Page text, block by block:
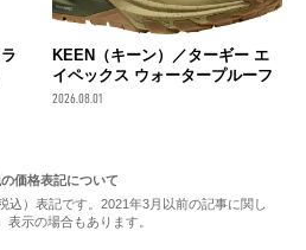
KEEN（キーン）／ターギー エ
イペックス ウォータープルーフ
2026.08.01
価格表記について
込）表記です。2021年3月以前の記事に関し
表示の場合もあります。